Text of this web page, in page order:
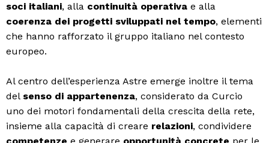
soci italiani, alla continuità operativa e alla
coerenza dei progetti sviluppati nel tempo, elementi
che hanno rafforzato il gruppo italiano nel contesto
europeo.
Al centro dell’esperienza Astre emerge inoltre il tema
del senso di appartenenza, considerato da Curcio
uno dei motori fondamentali della crescita della rete,
insieme alla capacità di creare relazioni, condividere